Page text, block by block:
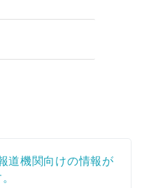
道機関向けの情報が